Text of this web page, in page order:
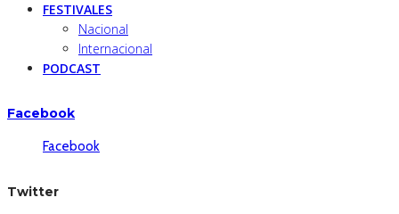
FESTIVALES
Nacional
Internacional
PODCAST
Facebook
Facebook
Twitter